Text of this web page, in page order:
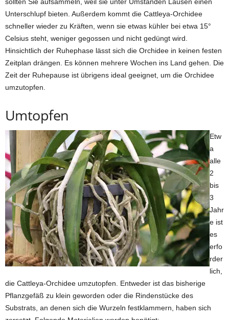
sollten Sie aufsammeln, weil sie unter Umständen Läusen einen
Unterschlupf bieten. Außerdem kommt die Cattleya-Orchidee
schneller wieder zu Kräften, wenn sie etwas kühler bei etwa 15°
Celsius steht, weniger gegossen und nicht gedüngt wird.
Hinsichtlich der Ruhephase lässt sich die Orchidee in keinen festen
Zeitplan drängen. Es können mehrere Wochen ins Land gehen. Die
Zeit der Ruhepause ist übrigens ideal geeignet, um die Orchidee
umzutopfen.
Umtopfen
Etw
a
alle
2
bis
3
Jahr
e ist
es
erfo
rder
lich,
die Cattleya-Orchidee umzutopfen. Entweder ist das bisherige
Pflanzgefäß zu klein geworden oder die Rindenstücke des
Substrats, an denen sich die Wurzeln festklammern, haben sich